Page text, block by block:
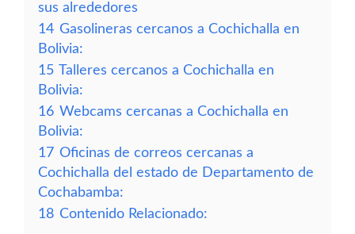
sus alrededores
14 Gasolineras cercanos a Cochichalla en
Bolivia:
15 Talleres cercanos a Cochichalla en
Bolivia:
16 Webcams cercanas a Cochichalla en
Bolivia:
17 Oficinas de correos cercanas a
Cochichalla del estado de Departamento de
Cochabamba:
18 Contenido Relacionado: